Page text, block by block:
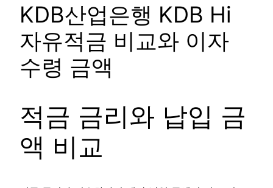
KDB산업은행 KDB Hi
자유적금 비교와 이자
수령 금액
적금 금리와 납입 금
액 비교